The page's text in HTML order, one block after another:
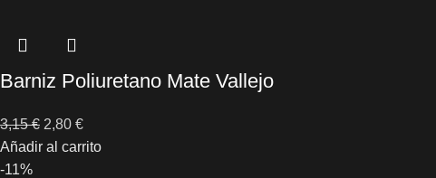
Barniz Poliuretano Mate Vallejo
3,15€ 2,80 €
Añadir al carrito
-11%